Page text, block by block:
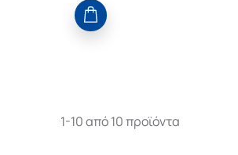
1-10 από 10 προϊόντα